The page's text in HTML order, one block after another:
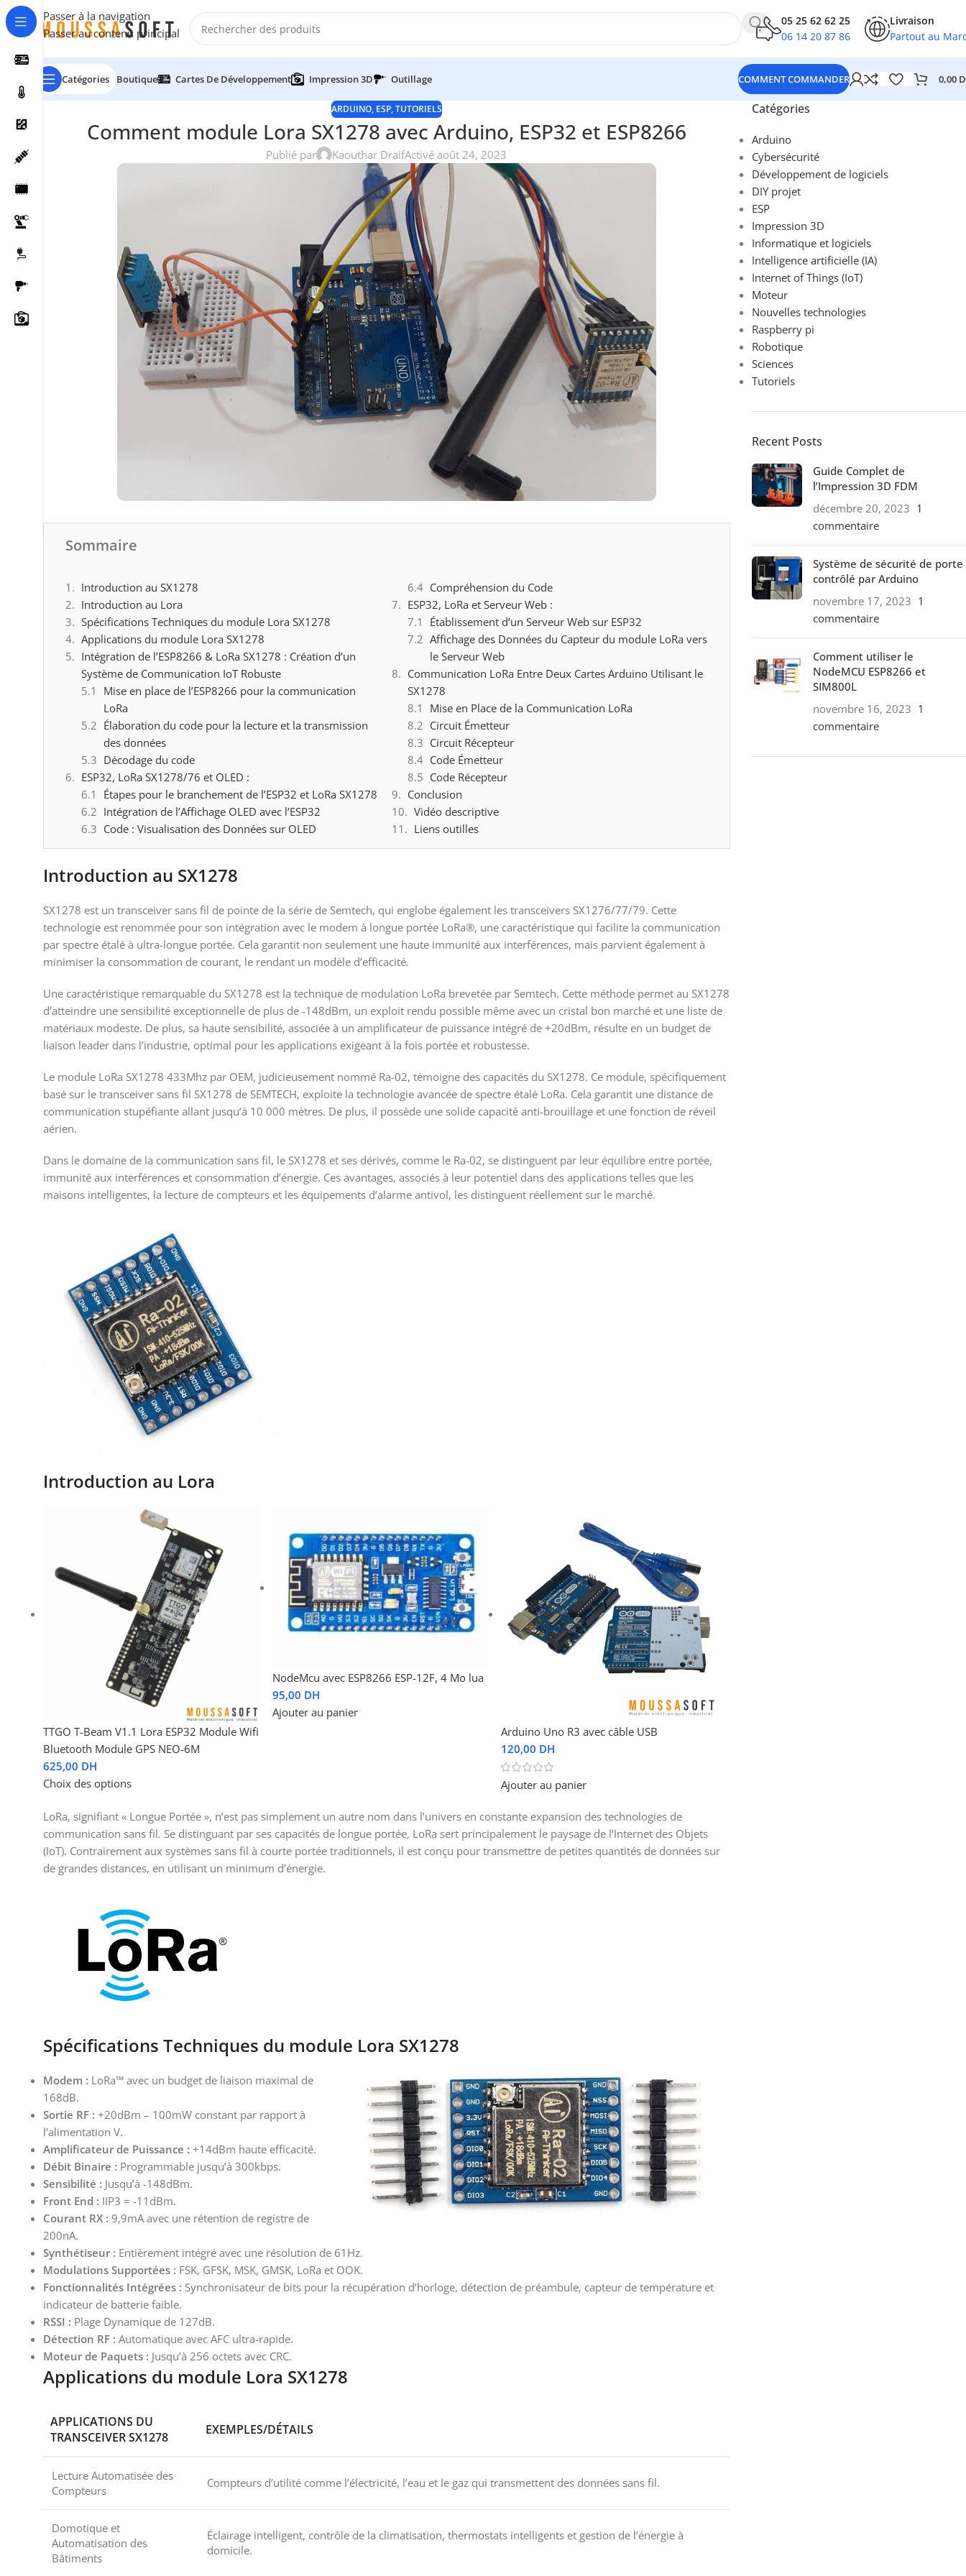
Passer à la navigation
Passer au contenu principal
05 25 62 62 25
06 14 20 87 86
Livraison
Partout au
Catégories Boutique Cartes De Développement Impression 3D Outillage COMMENT COMMANDER 0,00
ARDUINO, ESP,TUTORIELS
Comment module Lora SX1278 avec Arduino, ESP32 et ESP8266
Publié par Kaouthar DraifActivé août 24, 2023
Sommaire
Introduction au SX1278
Introduction au Lora
Spécifications Techniques du module Lora SX1278
Applications du module Lora SX1278
Intégration de l’ESP8266 & LoRa SX1278 : Création d’un
Système de Communication IoT Robuste
Mise en place de l’ESP8266 pour la communication
LoRa
Élaboration du code pour la lecture et la transmission
des données
Décodage du code
ESP32, LoRa SX1278/76 et OLED :
Étapes pour le branchement de l’ESP32 et LoRa SX1278
Intégration de l’Affichage OLED avec l’ESP32
Code : Visualisation des Données sur OLED
Compréhension du Code
ESP32, LoRa et Serveur Web :
Établissement d’un Serveur Web sur ESP32
Affichage des Données du Capteur du module LoRa vers
le Serveur Web
Communication LoRa Entre Deux Cartes Arduino Utilisant le
SX1278
Mise en Place de la Communication LoRa
Circuit Émetteur
Circuit Récepteur
Code Émetteur
Code Récepteur
Conclusion
Vidéo descriptive
Liens outilles
Introduction au SX1278
SX1278 est un transceiver sans fil de pointe de la série de Semtech, qui englobe également les transceivers SX1276/77/79. Cette
technologie est renommée pour son intégration avec le modem à longue portée LoRa®, une caractéristique qui facilite la communication
par spectre étalé à ultra-longue portée. Cela garantit non seulement une haute immunité aux interférences, mais parvient également à
minimiser la consommation de courant, le rendant un modèle d’efficacité.
Une caractéristique remarquable du SX1278 est la technique de modulation LoRa brevetée par Semtech. Cette méthode permet au SX1278
d’atteindre une sensibilité exceptionnelle de plus de -148dBm, un exploit rendu possible même avec un cristal bon marché et une liste de
matériaux modeste. De plus, sa haute sensibilité, associée à un amplificateur de puissance intégré de +20dBm, résulte en un budget de
liaison leader dans l’industrie, optimal pour les applications exigeant à la fois portée et robustesse.
Le module LoRa SX1278 433Mhz par OEM, judicieusement nommé Ra-02, témoigne des capacités du SX1278. Ce module, spécifiquement
basé sur le transceiver sans fil SX1278 de SEMTECH, exploite la technologie avancée de spectre étalé LoRa. Cela garantit une distance de
communication stupéfiante allant jusqu’à 10 000 mètres. De plus, il possède une solide capacité anti-brouillage et une fonction de réveil
aérien.
Dans le domaine de la communication sans fil, le SX1278 et ses dérivés, comme le Ra-02, se distinguent par leur équilibre entre portée,
immunité aux interférences et consommation d’énergie. Ces avantages, associés à leur potentiel dans des applications telles que les
maisons intelligentes, la lecture de compteurs et les équipements d’alarme antivol, les distinguent réellement sur le marché.
Introduction au Lora
TTGO T-Beam V1.1 Lora ESP32 Module Wifi
Bluetooth Module GPS NEO-6M
625,00 DH
Choix des options
NodeMcu avec ESP8266 ESP-12F, 4 Mo lua
95,00 DH
Ajouter au panier
Arduino Uno R3 avec câble USB
120,00 DH
Ajouter au panier
LoRa, signifiant « Longue Portée », n’est pas simplement un autre nom dans l’univers en constante expansion des technologies de
communication sans fil. Se distinguant par ses capacités de longue portée, LoRa sert principalement le paysage de l’Internet des Objets
(IoT). Contrairement aux systèmes sans fil à courte portée traditionnels, il est conçu pour transmettre de petites quantités de données sur
de grandes distances, en utilisant un minimum d’énergie.
Spécifications Techniques du module Lora SX1278
Modem : LoRa™ avec un budget de liaison maximal de
168dB.
Sortie RF : +20dBm – 100mW constant par rapport à
l’alimentation V.
Amplificateur de Puissance : +14dBm haute efficacité.
Débit Binaire : Programmable jusqu’à 300kbps.
Sensibilité : Jusqu’à -148dBm.
Front End : IIP3 = -11dBm.
Courant RX : 9,9mA avec une rétention de registre de
200nA.
Synthétiseur : Entièrement intégré avec une résolution de 61Hz.
Modulations Supportées : FSK, GFSK, MSK, GMSK, LoRa et OOK.
Fonctionnalités Intégrées : Synchronisateur de bits pour la récupération d’horloge, détection de préambule, capteur de température et
indicateur de batterie faible.
RSSI : Plage Dynamique de 127dB.
Détection RF : Automatique avec AFC ultra-rapide.
Moteur de Paquets : Jusqu’à 256 octets avec CRC.
Applications du module Lora SX1278
APPLICATIONS DU
TRANSCEIVER SX1278
EXEMPLES/DÉTAILS
Lecture Automatisée des
Compteurs
Compteurs d’utilité comme l’électricité, l’eau et le gaz qui transmettent des données sans fil.
Domotique et
Automatisation des
Bâtiments
Éclairage intelligent, contrôle de la climatisation, thermostats intelligents et gestion de l’énergie à
domicile.
Catégories
Arduino
Cybersécurité
Développement de logiciels
DIY projet
ESP
Impression 3D
Informatique et logiciels
Intelligence artificielle (IA)
Internet of Things (IoT)
Moteur
Nouvelles technologies
Raspberry pi
Robotique
Sciences
Tutoriels
Recent Posts
Guide Complet de
l’Impression 3D FDM
décembre 20, 2023 1
commentaire
Système de sécurité de porte
contrôlé par Arduino
novembre 17, 2023 1
commentaire
Comment utiliser le
NodeMCU ESP8266 et
SIM800L
novembre 16, 2023 1
commentaire